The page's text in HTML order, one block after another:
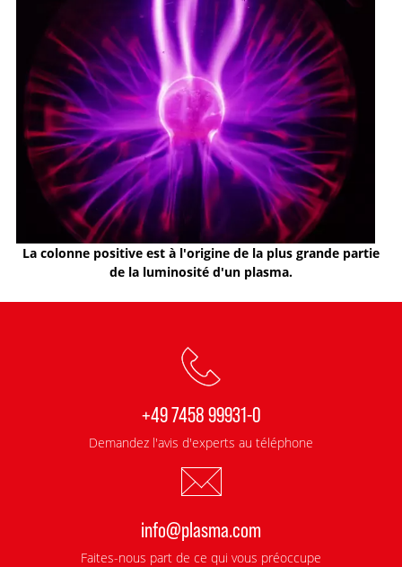
La colonne positive est à l'origine de la plus grande partie
de la luminosité d'un plasma.
+49 7458 99931-0
Demandez l'avis d'experts au téléphone
info@plasma.com
Faites-nous part de ce qui vous préoccupe